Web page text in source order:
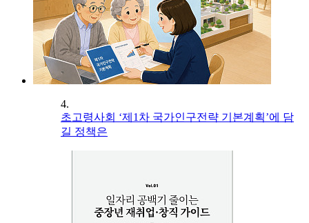
4.
초고령사회 ‘제1차 국가인구전략 기본계획’에 담
길 정책은